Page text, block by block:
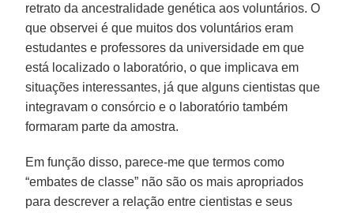
retrato da ancestralidade genética aos voluntários. O
que observei é que muitos dos voluntários eram
estudantes e professores da universidade em que
está localizado o laboratório, o que implicava em
situações interessantes, já que alguns cientistas que
integravam o consórcio e o laboratório também
formaram parte da amostra.
Em função disso, parece-me que termos como
“embates de classe” não são os mais apropriados
para descrever a relação entre cientistas e seus